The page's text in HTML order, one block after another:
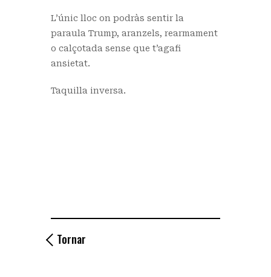
L’únic lloc on podràs sentir la
paraula Trump, aranzels, rearmament
o calçotada sense que t’agafi
ansietat.
Taquilla inversa.
Tornar